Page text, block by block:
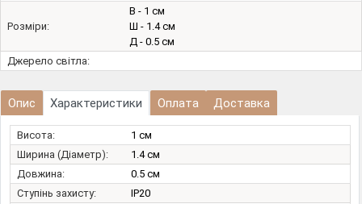
Розміри:
В - 1 см
Ш - 1.4 см
Д - 0.5 см
Джерело світла:
Опис Характеристики Оплата Доставка
Висота:
1 см
Ширина (Діаметр):
1.4 см
Довжина:
0.5 см
Ступінь захисту:
IP20